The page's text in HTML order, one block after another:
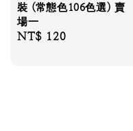
裝 (常態色106色選) 賣
場一
Regular
NT$ 120